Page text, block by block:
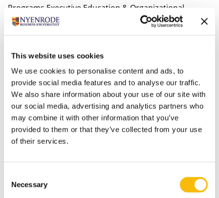
This website uses cookies
We use cookies to personalise content and ads, to
provide social media features and to analyse our traffic.
We also share information about your use of our site with
our social media, advertising and analytics partners who
may combine it with other information that you’ve
provided to them or that they’ve collected from your use
of their services.
Selection
Necessary
Programs Executive Education & Organizational
Development (EEOD), Selma Spaas, Head of Program
Management Controlling en Raoul Wirtz, Program
Tags
Onderwijs Onderwijsinnovatie